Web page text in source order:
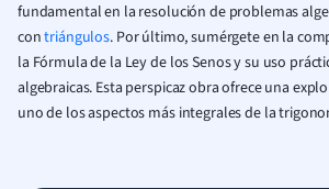
fundamental en la resolución de problemas
contriángulos. Por último, sumérgete en la
la Fórmula de la Ley de los Senos y su uso
algebraicas. Esta perspicaz obra ofrece una
uno de los aspectos más integrales de la